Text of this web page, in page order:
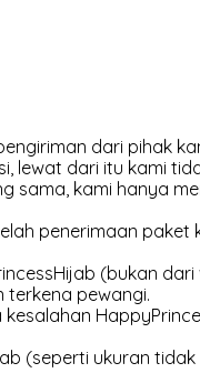
dari pihak
lewat dari itu kami
sama, kami hanya
penerimaan
(bukan dari
terkena pewangi.
(seperti ukuran